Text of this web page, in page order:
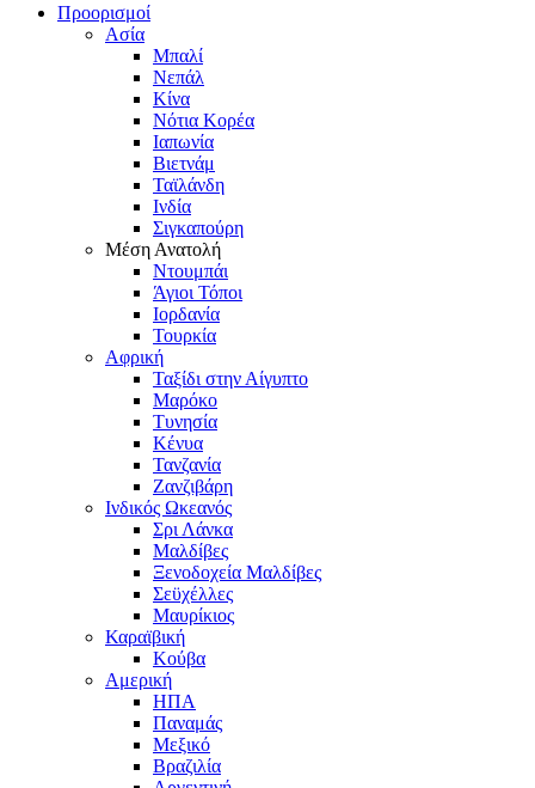
Προορισμοί
Ασία
Μπαλί
Νεπάλ
Κίνα
Νότια Κορέα
Ιαπωνία
Βιετνάμ
Ταϊλάνδη
Ινδία
Σιγκαπούρη
Μέση Ανατολή
Ντουμπάι
Άγιοι Τόποι
Ιορδανία
Τουρκία
Αφρική
Ταξίδι στην Αίγυπτο
Μαρόκο
Τυνησία
Κένυα
Τανζανία
Ζανζιβάρη
Ινδικός Ωκεανός
Σρι Λάνκα
Μαλδίβες
Ξενοδοχεία Μαλδίβες
Σεϋχέλλες
Μαυρίκιος
Καραϊβική
Κούβα
Αμερική
ΗΠΑ
Παναμάς
Μεξικό
Βραζιλία